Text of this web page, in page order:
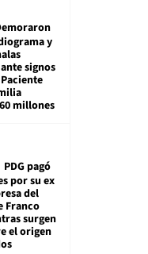
y
signos
millones
PDG pagó
por su ex
del
Franco
surgen
el origen